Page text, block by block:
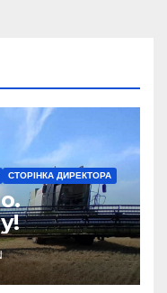
СТОРІНКА ДИРЕКТОРА